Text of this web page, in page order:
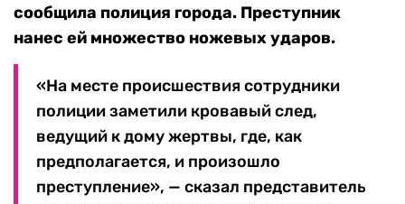
сообщила полиция города. Преступник
нанес ей множество ножевых ударов.
«На месте происшествия сотрудники
полиции заметили кровавый след,
ведущий к дому жертвы, где, как
предполагается, и произошло
преступление», — сказал представитель